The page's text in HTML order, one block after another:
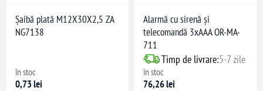
Șaibă plată M12X30X2,5 ZA
NG7138
în stoc
0,73 lei
Alarmă cu sirenă și
telecomandă 3xAAA OR-MA-
711
Timp de livrare:5-7 zile
în stoc
76,26 lei